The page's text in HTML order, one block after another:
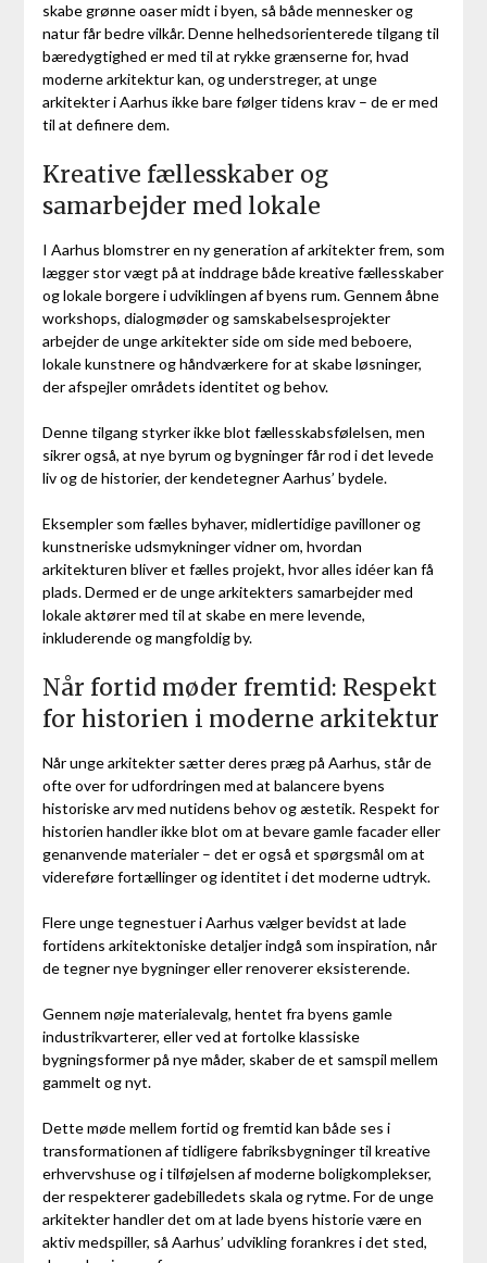
skabe grønne oaser midt i byen, så både mennesker og
natur får bedre vilkår. Denne helhedsorienterede tilgang til
bæredygtighed er med til at rykke grænserne for, hvad
moderne arkitektur kan, og understreger, at unge
arkitekter i Aarhus ikke bare følger tidens krav – de er med
til at definere dem.
Kreative fællesskaber og
samarbejder med lokale
I Aarhus blomstrer en ny generation af arkitekter frem, som
lægger stor vægt på at inddrage både kreative fællesskaber
og lokale borgere i udviklingen af byens rum. Gennem åbne
workshops, dialogmøder og samskabelsesprojekter
arbejder de unge arkitekter side om side med beboere,
lokale kunstnere og håndværkere for at skabe løsninger,
der afspejler områdets identitet og behov.
Denne tilgang styrker ikke blot fællesskabsfølelsen, men
sikrer også, at nye byrum og bygninger får rod i det levede
liv og de historier, der kendetegner Aarhus’ bydele.
Eksempler som fælles byhaver, midlertidige pavilloner og
kunstneriske udsmykninger vidner om, hvordan
arkitekturen bliver et fælles projekt, hvor alles idéer kan få
plads. Dermed er de unge arkitekters samarbejder med
lokale aktører med til at skabe en mere levende,
inkluderende og mangfoldig by.
Når fortid møder fremtid: Respekt
for historien i moderne arkitektur
Når unge arkitekter sætter deres præg på Aarhus, står de
ofte over for udfordringen med at balancere byens
historiske arv med nutidens behov og æstetik. Respekt for
historien handler ikke blot om at bevare gamle facader eller
genanvende materialer – det er også et spørgsmål om at
videreføre fortællinger og identitet i det moderne udtryk.
Flere unge tegnestuer i Aarhus vælger bevidst at lade
fortidens arkitektoniske detaljer indgå som inspiration, når
de tegner nye bygninger eller renoverer eksisterende.
Gennem nøje materialevalg, hentet fra byens gamle
industrikvarterer, eller ved at fortolke klassiske
bygningsformer på nye måder, skaber de et samspil mellem
gammelt og nyt.
Dette møde mellem fortid og fremtid kan både ses i
transformationen af tidligere fabriksbygninger til kreative
erhvervshuse og i tilføjelsen af moderne boligkomplekser,
der respekterer gadebilledets skala og rytme. For de unge
arkitekter handler det om at lade byens historie være en
aktiv medspiller, så Aarhus’ udvikling forankres i det sted,